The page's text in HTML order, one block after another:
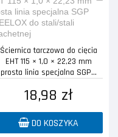
Ściernica tarczowa do cięcia
EHT 115 × 1,0 × 22,23 mm
prosta linia specjalna SGP...
18,98 zł
DO KOSZYKA